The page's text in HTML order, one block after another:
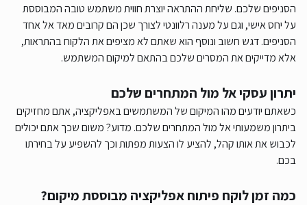
הסניפים שלכם. שליחת ההתראה יוצרת חווית משתמש טובה המבוססת
על יחס אישי, וגם על מענה רלוונטי לצורך שכן הם קרובים מאד אל אחד
הסניפים. דגש חשוב ונוסף הוא שאתם לא מציפים את הלקוח בהתראות,
אלא מדייקים את המסרים שלכם בהתאם למיקום המשתמש.
יתרון עסקי אל מול המתחרים שלכם
כשאתם יודעים מהו המיקום של המשתמשים באפליקציה, אתם מחזיקים
ביתרון משמעותי אל מול המתחרים שלכם. מדוע? משום שכך אתם יכולים
לכבוש את אותו קהל, להציע לו הצעות מפתות וכך להשפיע על בחירתו
בכם.
כמה זמן לוקח פיתוח אפליקציה מבוססת מיקום?